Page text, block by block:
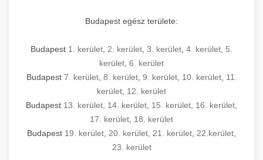
Budapest egész területe:
Budapest 1. kerület 2. kerület 3. kerület 4. kerület 5.
kerület 6. kerület
Budapest 7. kerület, 8. kerület, 9. kerület, 10. kerület, 11.
kerület 12. kerület
Budapest 13. kerület 14. kerület 15. kerület 16. kerület
17. kerület 18. kerület
Budapest 19. kerület 20. kerület 21. kerület 22.kerület
23. kerület